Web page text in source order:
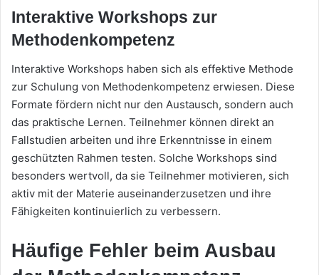
Interaktive Workshops zur
Methodenkompetenz
Interaktive Workshops haben sich als effektive Methode
zur Schulung von Methodenkompetenz erwiesen. Diese
Formate fördern nicht nur den Austausch, sondern auch
das praktische Lernen. Teilnehmer können direkt an
Fallstudien arbeiten und ihre Erkenntnisse in einem
geschützten Rahmen testen. Solche Workshops sind
besonders wertvoll, da sie Teilnehmer motivieren, sich
aktiv mit der Materie auseinanderzusetzen und ihre
Fähigkeiten kontinuierlich zu verbessern.
Häufige Fehler beim Ausbau